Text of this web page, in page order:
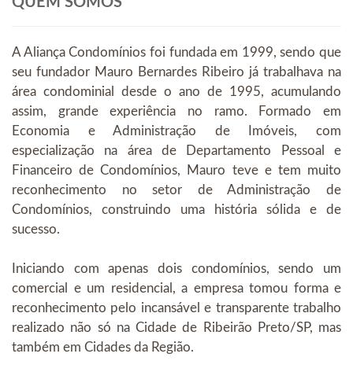
A Aliança Condomínios foi fundada em 1999, sendo que
seu fundador Mauro Bernardes Ribeiro já trabalhava na
área condominial desde o ano de 1995, acumulando
assim, grande experiência no ramo. Formado em
Economia e Administração de Imóveis, com
especialização na área de Departamento Pessoal e
Financeiro de Condomínios, Mauro teve e tem muito
reconhecimento no setor de Administração de
Condomínios, construindo uma história sólida e de
sucesso.
Iniciando com apenas dois condomínios, sendo um
comercial e um residencial, a empresa tomou forma e
reconhecimento pelo incansável e transparente trabalho
realizado não só na Cidade de Ribeirão Preto/SP, mas
também em Cidades da Região.